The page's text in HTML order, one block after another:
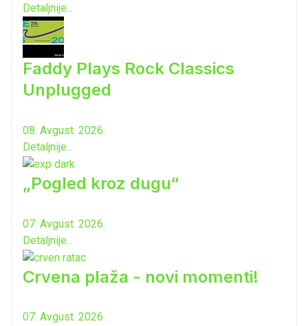
Detaljnije...
Faddy Plays Rock Classics
Unplugged
08. Avgust. 2026.
Detaljnije...
„Pogled kroz dugu“
07. Avgust. 2026.
Detaljnije...
Crvena plaža - novi momenti!
07. Avgust. 2026.